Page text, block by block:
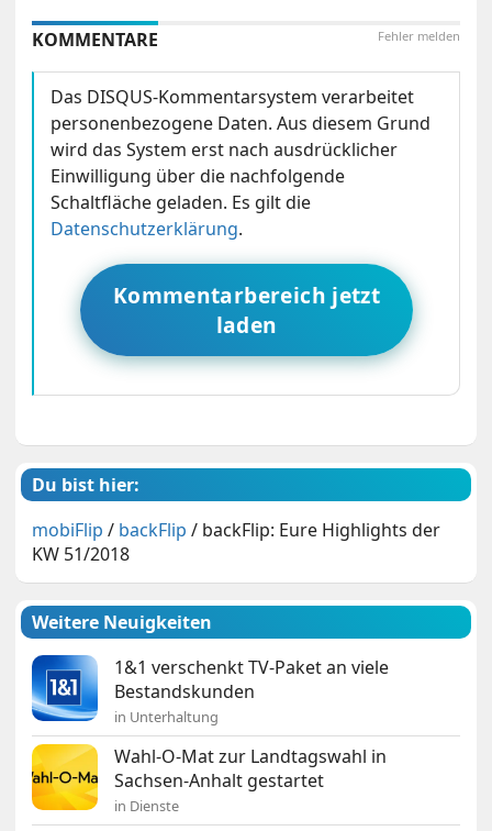
Fehler melden
KOMMENTARE
Das DISQUS-Kommentarsystem verarbeitet
personenbezogene Daten. Aus diesem Grund
wird das System erst nach ausdrücklicher
Einwilligung über die nachfolgende
Schaltfläche geladen. Es gilt die
Datenschutzerklärung.
Kommentarbereich jetzt
laden
Du bist hier:
mobiFlip / backFlip / backFlip: Eure Highlights der
KW 51/2018
Weitere Neuigkeiten
1&1 verschenkt TV-Paket an viele
Bestandskunden
in Unterhaltung
Wahl-O-Mat zur Landtagswahl in
Sachsen-Anhalt gestartet
in Dienste